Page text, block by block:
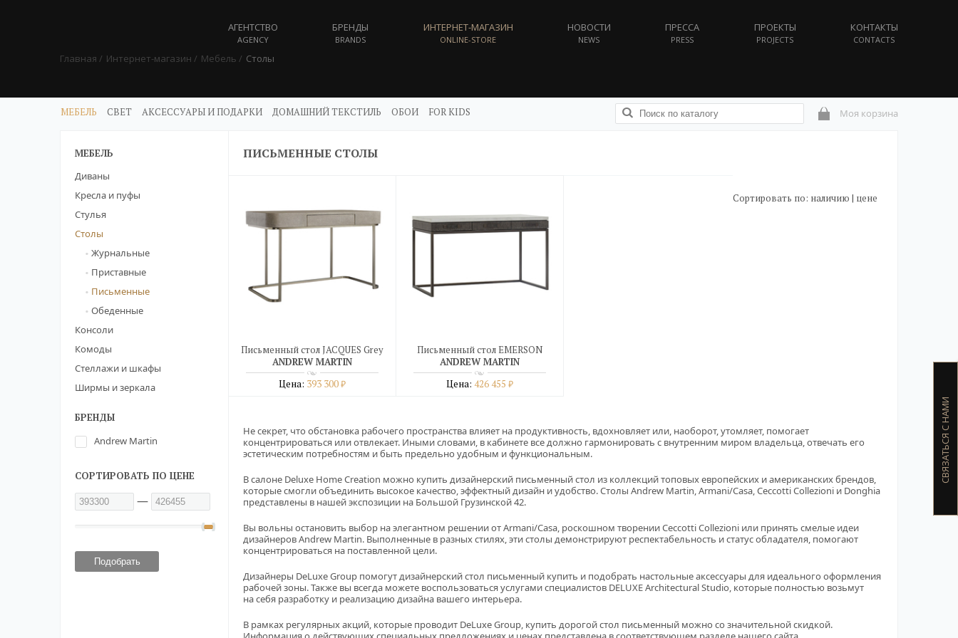
СВЯЗАТЬСЯ С НАМИ
АГЕНТСТВО
AGENCY
БРЕНДЫ
BRANDS
ИНТЕРНЕТ-МАГАЗИН
ONLINE-STORE
НОВОСТИ
NEWS
ПРЕССА
PRESS
ПРОЕКТЫ
PROJECTS
КОНТАКТЫ
CONTACTS
Главная Интернет-магазин Мебель Столы
МЕБЕЛЬ СВЕТ АКСЕССУАРЫ И ПОДАРКИ ДОМАШНИЙ ТЕКСТИЛЬ ОБОИ FOR KIDS Моя корзина
МЕБЕЛЬ
Диваны
Кресла и пуфы
Стулья
Столы
Журнальные
Приставные
Письменные
Обеденные
Консоли
Комоды
Стеллажи и шкафы
Ширмы и зеркала
БРЕНДЫ
Andrew Martin
СОРТИРОВАТЬ ПО ЦЕНЕ
—
ПИСЬМЕННЫЕ СТОЛЫ
Сортировать по: наличию | цене
Письменный стол JACQUES Grey
ANDREW MARTIN
Цена: 393 300₽
купить в один клик
Письменный стол EMERSON
ANDREW MARTIN
Цена: 426 455 ₽
купить в один клик
Не секрет, что обстановка рабочего пространства влияет на продуктивность, вдохновляет или, наоборот, утомляет, помогает
концентрироваться или отвлекает. Иными словами, в кабинете все должно гармонировать с внутренним миром владельца, отвечать его
эстетическим потребностям и быть предельно удобным и функциональным.
В салоне Deluxe Home Creation можно купить дизайнерский письменный стол из коллекций топовых европейских и американских брендов,
которые смогли объединить высокое качество, эффектный дизайн и удобство. Столы Andrew Martin, Armani/Casa, Ceccotti Collezioni и Donghia
представлены в нашей экспозиции на Большой Грузинской 42.
Вы вольны остановить выбор на элегантном решении от Armani/Casa, роскошном творении Ceccotti Collezioni или принять смелые идеи
дизайнеров Andrew Martin. Выполненные в разных стилях, эти столы демонстрируют респектабельность и статус обладателя, помогают
концентрироваться на поставленной цели.
Дизайнеры DeLuxe Group помогут дизайнерский стол письменный купить и подобрать настольные аксессуары для идеального оформления
рабочей зоны. Также вы всегда можете воспользоваться услугами специалистов DELUXE Architectural Studio, которые полностью возьмут
на себя разработку и реализацию дизайна вашего интерьера.
В рамках регулярных акций, которые проводит DeLuxe Group, купить дорогой стол письменный можно со значительной скидкой.